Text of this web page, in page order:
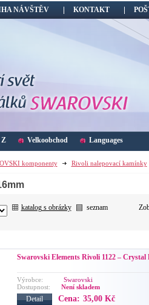
NÁVŠTĚV KONTAKT
Z Velkoobchod Languages
komponenty Rivoli nalepovací kamínky
katalog s obrázky seznam
Swarovski Elements Rivoli 1122 – Crystal
Výrobce:
Swarovski
Dostupnost:
Není skladem
Detail Cena: 35,00 Kč